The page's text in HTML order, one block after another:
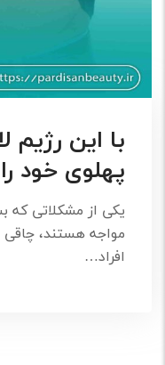
با این
پهلوی خود
یکی از مشکلاتی که
مواجه هستند،
افراد…